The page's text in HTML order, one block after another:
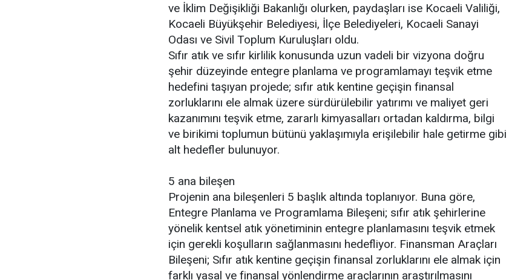
ve İklim Değişikliği Bakanlığı olurken, paydaşları ise Kocaeli Valiliği,
Kocaeli Büyükşehir Belediyesi, İlçe Belediyeleri, Kocaeli Sanayi
Odası ve Sivil Toplum Kuruluşları oldu.
Sıfır atık ve sıfır kirlilik konusunda uzun vadeli bir vizyona doğru
şehir düzeyinde entegre planlama ve programlamayı teşvik etme
hedefini taşıyan projede; sıfır atık kentine geçişin finansal
zorluklarını ele almak üzere sürdürülebilir yatırımı ve maliyet geri
kazanımını teşvik etme, zararlı kimyasalları ortadan kaldırma, bilgi
ve birikimi toplumun bütünü yaklaşımıyla erişilebilir hale getirme gibi
alt hedefler bulunuyor.
5 ana bileşen
Projenin ana bileşenleri 5 başlık altında toplanıyor. Buna göre,
Entegre Planlama ve Programlama Bileşeni; sıfır atık şehirlerine
yönelik kentsel atık yönetiminin entegre planlamasını teşvik etmek
için gerekli koşulların sağlanmasını hedefliyor. Finansman Araçları
Bileşeni; Sıfır atık kentine geçişin finansal zorluklarını ele almak için
farklı yasal ve finansal yönlendirme araçlarının araştırılmasını